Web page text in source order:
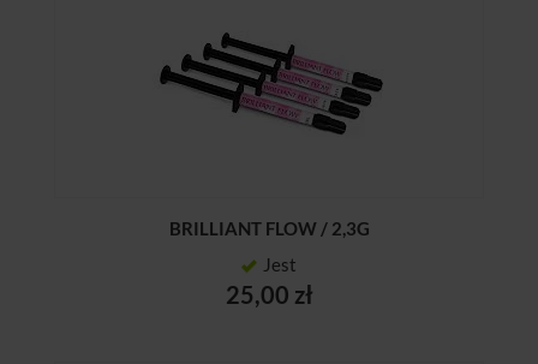
BRILLIANT FLOW / 2,3G
Jest
25,00 zł